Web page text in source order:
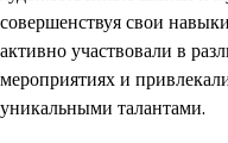
совершенствуя свои
активно участвовали в
мероприятиях и
уникальными талантами.